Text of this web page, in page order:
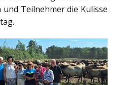
Teilnehmer die Kulisse